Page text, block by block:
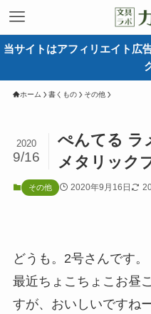
当サイトはアフィリエイト広
ホーム 書くもの その他
ぺんてる ラ
メタリック
2020
9/16
その他 2020年9月16日
どうも。2号さんです。
最近ちょこちょこお昼
すが、おいしいですね